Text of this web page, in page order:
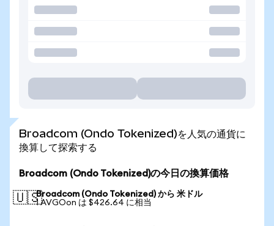
Broadcom (Ondo Tokenized)を人気の通貨に
換算して探索する
Broadcom (Ondo Tokenized)の今日の換算価格
🇺🇸Broadcom (Ondo Tokenized) から 米ドル
1 AVGOon は $426.64 に相当